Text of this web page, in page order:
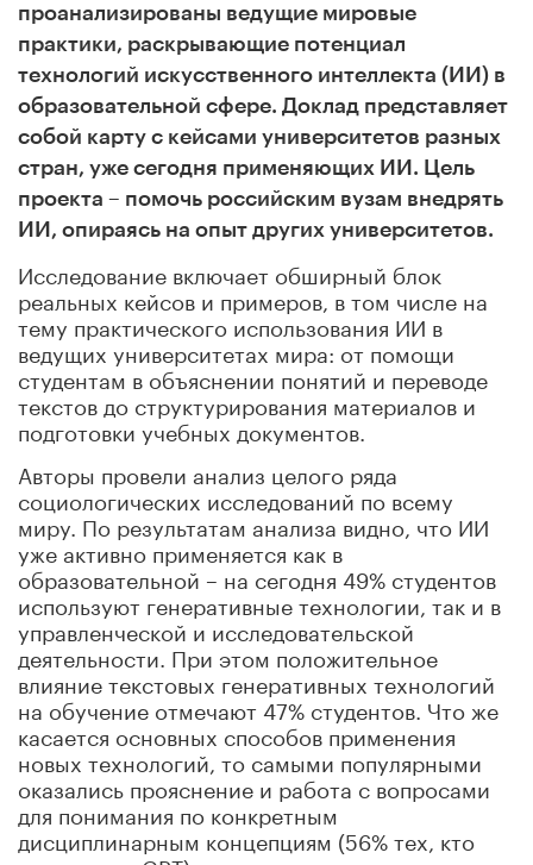
проанализированы ведущие мировые
практики, раскрывающие потенциал
технологий искусственного интеллекта (ИИ) в
образовательной сфере. Доклад представляет
собой карту с кейсами университетов разных
стран, уже сегодня применяющих ИИ. Цель
проекта – помочь российским вузам внедрять
ИИ, опираясь на опыт других университетов.
Исследование включает обширный блок
реальных кейсов и примеров, в том числе на
тему практического использования ИИ в
ведущих университетах мира: от помощи
студентам в объяснении понятий и переводе
текстов до структурирования материалов и
подготовки учебных документов.
Авторы провели анализ целого ряда
социологических исследований по всему
миру. По результатам анализа видно, что ИИ
уже активно применяется как в
образовательной – на сегодня 49% студентов
используют генеративные технологии, так и в
управленческой и исследовательской
деятельности. При этом положительное
влияние текстовых генеративных технологий
на обучение отмечают 47% студентов. Что же
касается основных способов применения
новых технологий, то самыми популярными
оказались прояснение и работа с вопросами
для понимания по конкретным
дисциплинарным концепциям (56% тех, кто